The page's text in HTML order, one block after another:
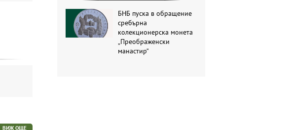
БНБ пуска в обращение
сребърна
колекционерска монета
„Преображенски
манастир“
ВИЖ ОЩЕ